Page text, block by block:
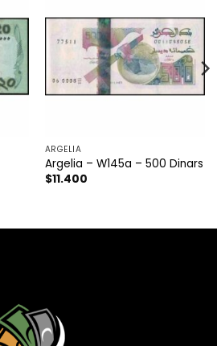
ARGELIA
Argelia – W145a – 500 Dinars
$11.400